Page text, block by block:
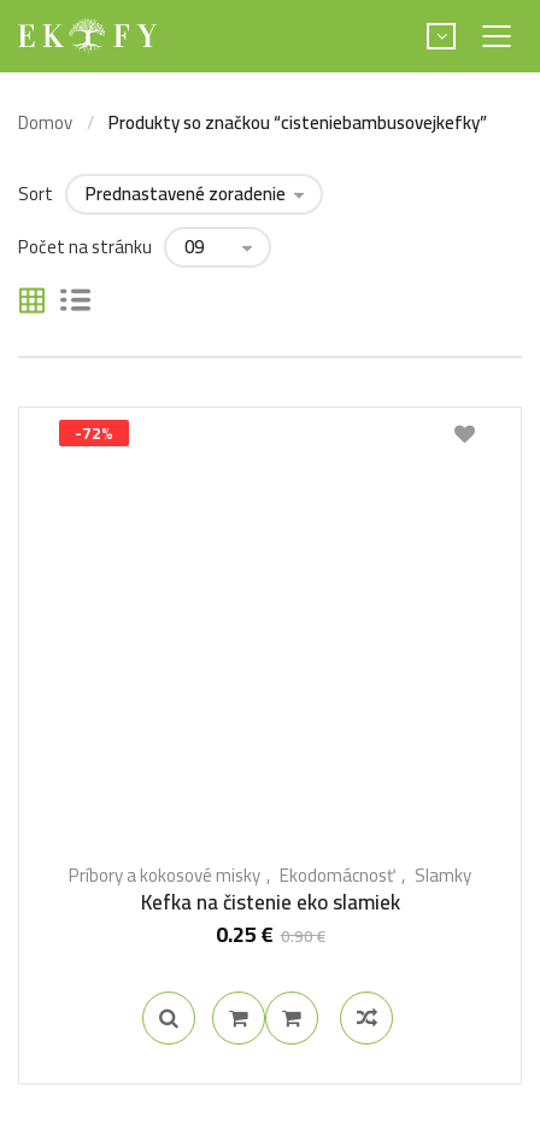
Domov Produkty so značkou “cisteniebambusovejkefky”
Sort
Počet na stránku
-72%
Príbory a kokosové misky Ekodomácnosť Slamky
Kefka na čistenie eko slamiek
0.90€
0.25€